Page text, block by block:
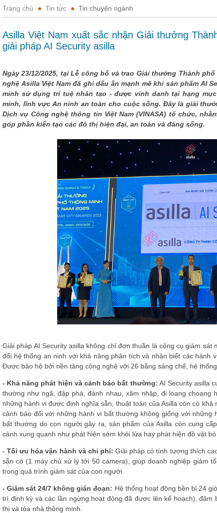
Trang chủ Tin tức Tin chuyên ngành
Asilla Việt Nam xuất sắc nhận Giải thưởng
giải pháp AI Security asilla
Ngày 23/12/2025, tại Lễ công bố và trao Giải thưởng Thành
nghệ Asilla Việt Nam đã ghi dấu ấn mạnh mẽ khi sản phẩm AI
minh sử dụng trí tuệ nhân tạo - được vinh danh tại hạng
minh, lĩnh vực An ninh an toàn cho cuộc sống. Đây là giải
Dịch vụ Công nghệ thông tin Việt Nam (VINASA) tổ chức,
góp phần kiến tạo các đô thị hiện đại, an toàn và đáng sống.
Giải pháp AI Security asilla không chỉ đơn thuần là công cụ giám
đổi hệ thống an ninh với khả năng phân tích và nhận biết các hành
Được bảo hộ bởi nền tảng công nghệ với 26 bằng sáng chế, hệ
- Khả năng phát hiện và cảnh báo bất thường: AI Security asilla
thường như ngã, đập phá, đánh nhau, xâm nhập, đi loạng choạng
những hành vi được định nghĩa sẵn, thuật toán của Asilla còn có
cảnh báo đối với những hành vi bất thường không giống với
bất thường do con người gây ra, sản phẩm của Asilla còn cung
cảnh xung quanh như phát hiện sớm khói lửa hay phát hiện đồ vật
- Tối ưu hóa vận hành và chi phí: Giải pháp có tính tương thích
sẵn có (1 máy chủ xử lý tới 50 camera), giúp doanh nghiệp giảm
trong quá trình giám sát của con người.
- Giám sát 24/7 không gián đoạn: Hệ thống hoạt động bền bỉ 24
trì định kỳ và các lần ngừng hoạt động đã được lên kế hoạch),
thị và tòa nhà thông minh.